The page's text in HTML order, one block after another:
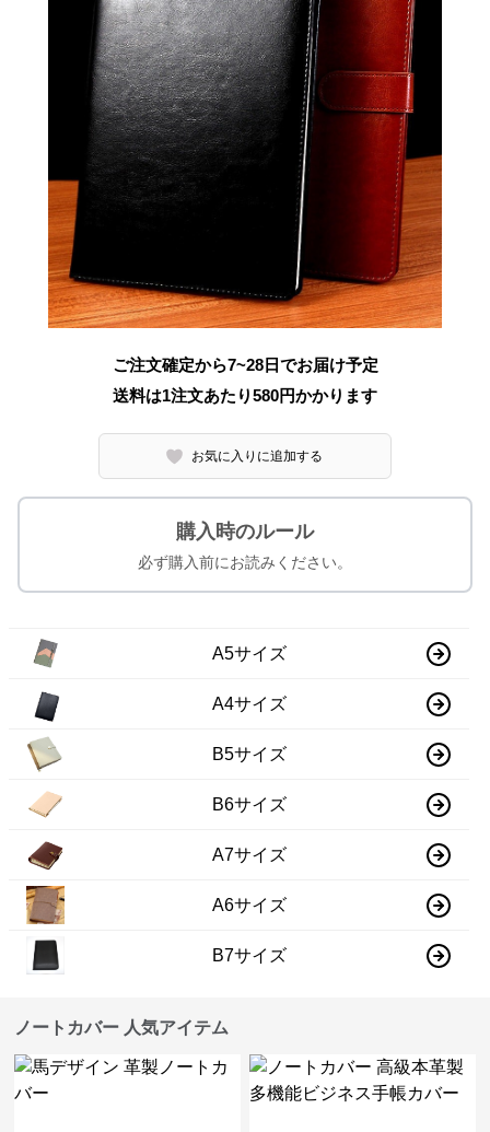
ご注文確定から7~28日でお届け予定
送料は1注文あたり580円かかります
お気に入りに追加する
購入時のルール
必ず購入前にお読みください。
A5サイズ
A4サイズ
B5サイズ
B6サイズ
A7サイズ
A6サイズ
B7サイズ
ノートカバー 人気アイテム